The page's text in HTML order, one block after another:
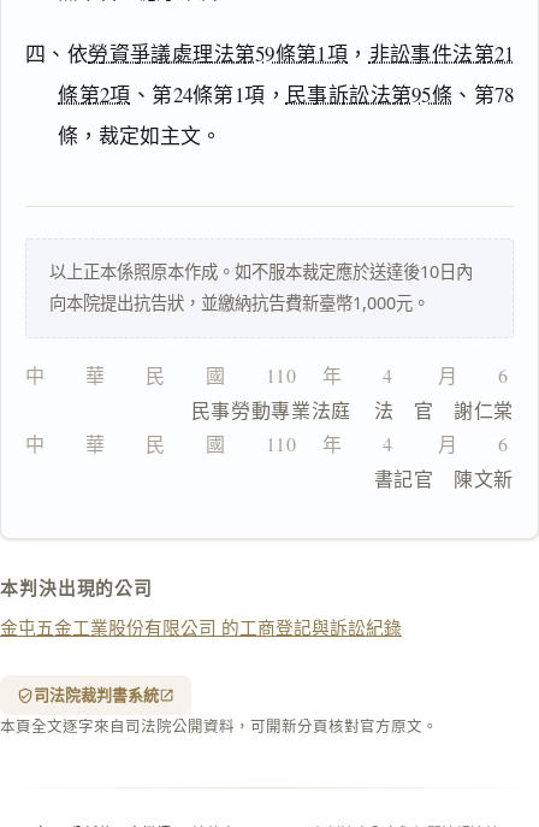
四、依勞資爭議處理法第59條第1項 ， 非訟事件法第21
條第2項 、第24條第1項， 民事訴訟法第95條 、第78
條，裁定如主文。
以上正本係照原本作成。如不服本裁定應於送達後10日內
向本院提出抗告狀，並繳納抗告費新臺幣1,000元。
中　　華　　民　　國　　110 　年　　4 　　月　　6
                  民事勞動專業法庭    法　官　謝仁棠
中　　華　　民　　國　　110 　年　　4 　　月　　6
                                      書記官　陳文新
本判決出現的公司
金屯五金工業股份有限公司 的工商登記與訴訟紀錄
司法院裁判書系統
本頁全文逐字來自司法院公開資料，可開新分頁核對官方原文。
主
文
複
文